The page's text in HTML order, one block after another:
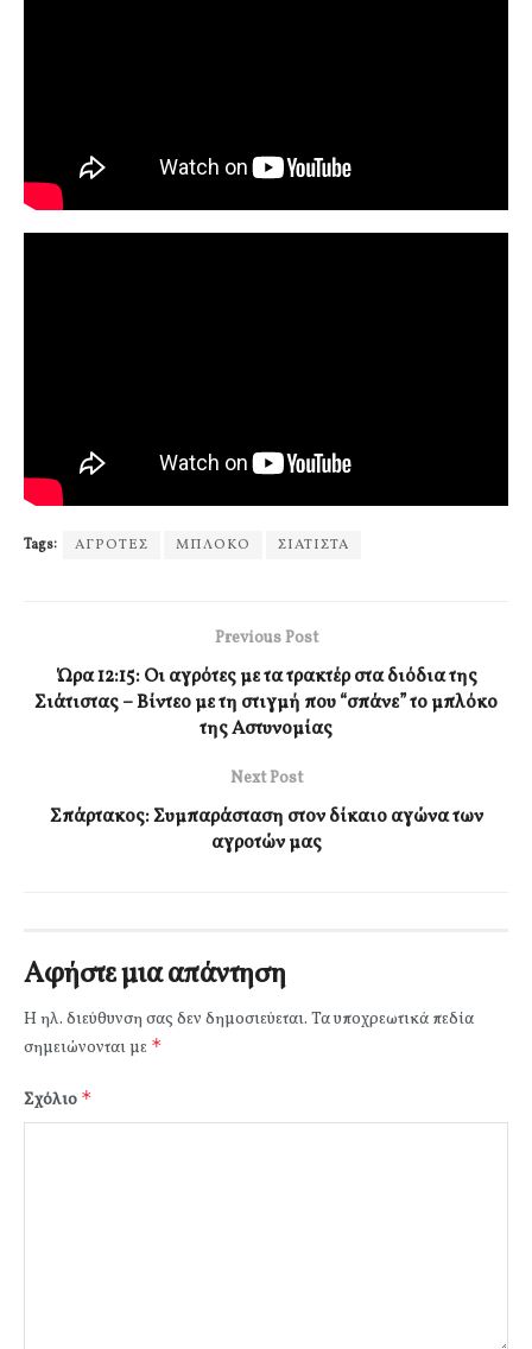
Tags: ΑΓΡΟΤΕΣ ΜΠΛΟΚΟ ΣΙΑΤΙΣΤΑ
Previous Post
Ώρα 12:15: Οι αγρότες με τα τρακτέρ στα διόδια της
Σιάτιστας – Βίντεο με τη στιγμή που “σπάνε” το μπλόκο
της Αστυνομίας
Next Post
Σπάρτακος: Συμπαράσταση στον δίκαιο αγώνα των
αγροτών μας
Αφήστε μια απάντηση
Η ηλ. διεύθυνση σας δεν δημοσιεύεται. Τα υποχρεωτικά πεδία
σημειώνονται με *
Σχόλιο *